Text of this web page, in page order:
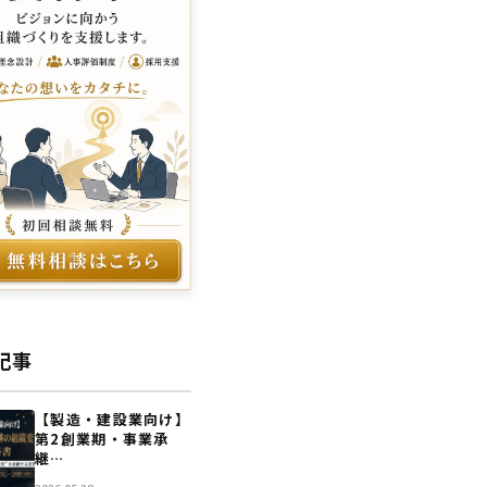
事
【製造・建設業向け】
第2創業期・事業承
継…